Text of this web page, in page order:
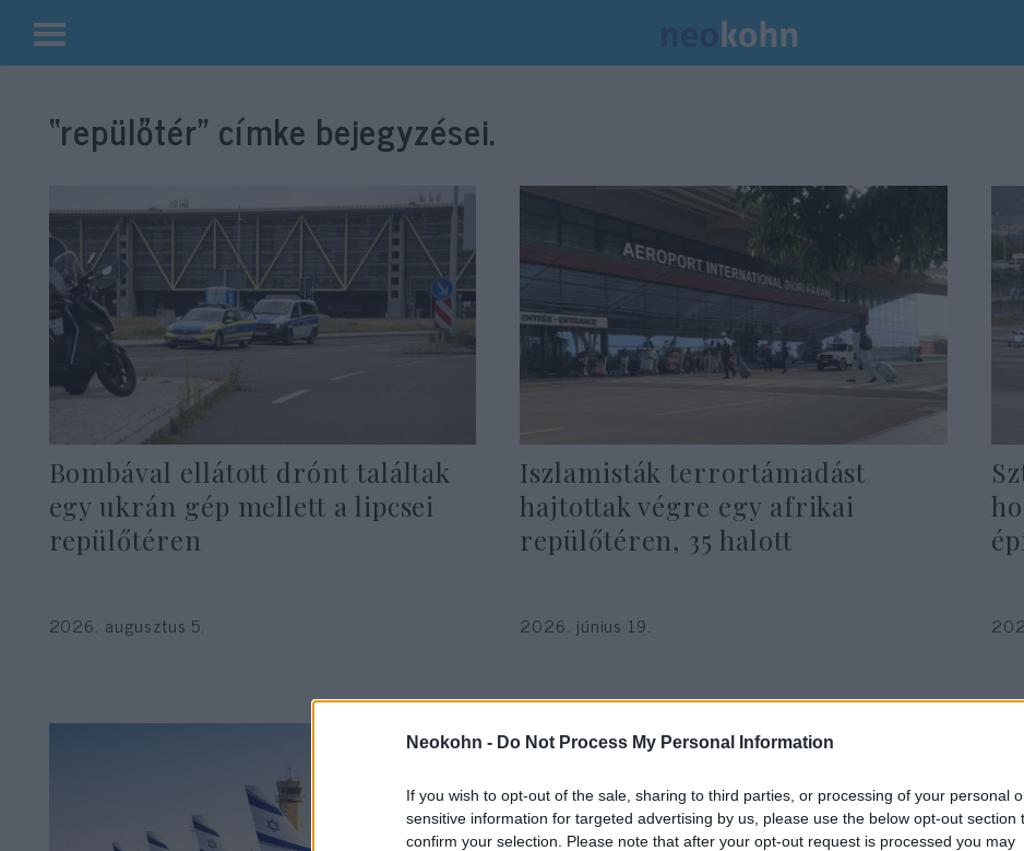
Neokohn - Do Not Process My Personal Information
If you wish to opt-out of the sale, sharing to third parties, or processing of your personal
sensitive information for targeted advertising by us, please use the below opt-out section
confirm your selection. Please note that after your opt-out request is processed you may
Kilépés
tartalomba“repülőtér” címke bejegyzései.
Bombával ellátott drónt találtak
egy ukrán gép mellett a lipcsei
repülőtéren
2026. augusztus 5.
Iszlamisták terrortámadást
hajtottak végre egy afrikai
repülőtéren, 35 halott
2026. június 19.